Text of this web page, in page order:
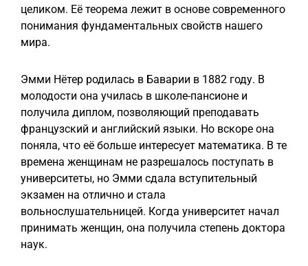
целиком. Её теорема лежит в основе современного
понимания фундаментальных свойств нашего
мира.
Эмми Нётер родилась в Баварии в 1882 году. В
молодости она училась в школе-пансионе и
получила диплом, позволяющий преподавать
французский и английский языки. Но вскоре она
поняла, что её больше интересует математика. В те
времена женщинам не разрешалось поступать в
университеты, но Эмми сдала вступительный
экзамен на отлично и стала
вольнослушательницей. Когда университет начал
принимать женщин, она получила степень доктора
наук.